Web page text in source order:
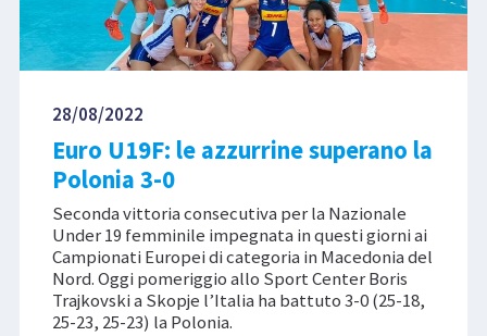
28/08/2022
Euro U19F: le azzurrine superano la
Polonia 3-0
Seconda vittoria consecutiva per la Nazionale
Under 19 femminile impegnata in questi giorni ai
Campionati Europei di categoria in Macedonia del
Nord. Oggi pomeriggio allo Sport Center Boris
Trajkovski a Skopje l’Italia ha battuto 3-0 (25-18,
25-23, 25-23) la Polonia.